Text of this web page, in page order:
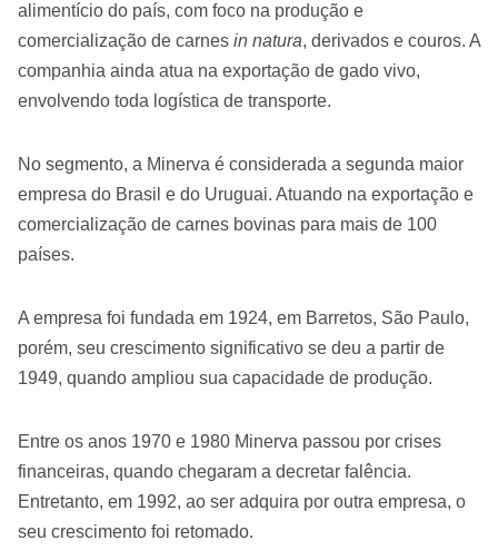
alimentício do país, com foco na produção e
comercialização de carnes in natura, derivados e couros. A
companhia ainda atua na exportação de gado vivo,
envolvendo toda logística de transporte.
No segmento, a Minerva é considerada a segunda maior
empresa do Brasil e do Uruguai. Atuando na exportação e
comercialização de carnes bovinas para mais de 100
países.
A empresa foi fundada em 1924, em Barretos, São Paulo,
porém, seu crescimento significativo se deu a partir de
1949, quando ampliou sua capacidade de produção.
Entre os anos 1970 e 1980 Minerva passou por crises
financeiras, quando chegaram a decretar falência.
Entretanto, em 1992, ao ser adquira por outra empresa, o
seu crescimento foi retomado.